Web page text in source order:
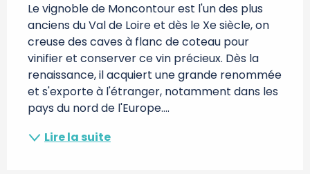
Le vignoble de Moncontour est l'un des plus
anciens du Val de Loire et dès le Xe siècle, on
creuse des caves à flanc de coteau pour
vinifier et conserver ce vin précieux. Dès la
renaissance, il acquiert une grande renommée
et s'exporte à l'étranger, notamment dans les
pays du nord de l'Europe....
Lire la suite